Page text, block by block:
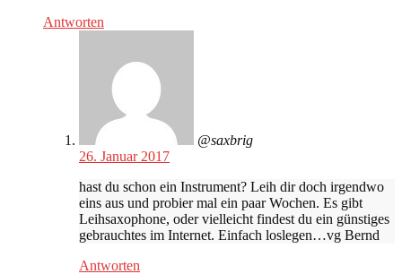
Antworten
@saxbrig
26. Januar 2017
hast du schon ein Instrument? Leih dir doch irgendwo
eins aus und probier mal ein paar Wochen. Es gibt
Leihsaxophone, oder vielleicht findest du ein günstiges
gebrauchtes im Internet. Einfach loslegen…vg Bernd
Antworten